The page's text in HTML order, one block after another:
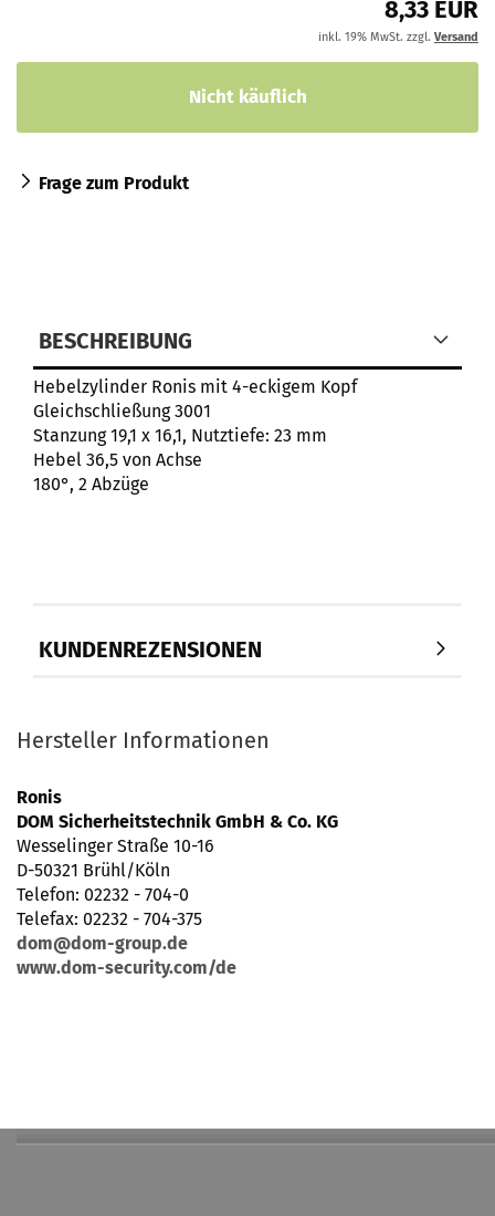
8,33 EUR
inkl. 19% MwSt. zzgl. Versand
Frage zum Produkt
BESCHREIBUNG
Hebelzylinder Ronis mit 4-eckigem Kopf
Gleichschließung 3001
Stanzung 19,1 x 16,1, Nutztiefe: 23 mm
Hebel 36,5 von Achse
180°, 2 Abzüge
KUNDENREZENSIONEN
Hersteller Informationen
Ronis
DOM Sicherheitstechnik GmbH & Co. KG
Wesselinger Straße 10-16
D-50321 Brühl/Köln
Telefon: 02232 - 704-0
Telefax: 02232 - 704-375
dom@dom-group.de
www.dom-security.com/de